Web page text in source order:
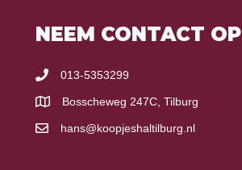
NEEM CONTACT OP
013-5353299
Bosscheweg 247C, Tilburg
hans@koopjeshaltilburg.nl